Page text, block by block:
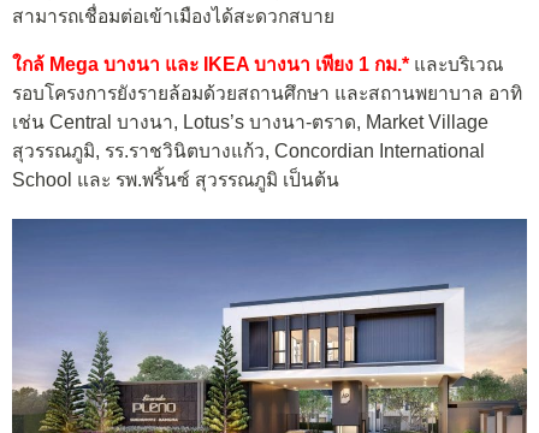
สามารถเชื่อมต่อเข้าเมืองได้สะดวกสบาย
ใกล้ Mega บางนา และ IKEA บางนา เพียง 1 กม.* และบริเวณ
รอบโครงการยังรายล้อมด้วยสถานศึกษา และสถานพยาบาล อาทิ
เช่น Central บางนา, Lotus’s บางนา-ตราด, Market Village
สุวรรณภูมิ, รร.ราชวินิตบางแก้ว, Concordian International
School และ รพ.พริ้นซ์ สุวรรณภูมิ เป็นต้น